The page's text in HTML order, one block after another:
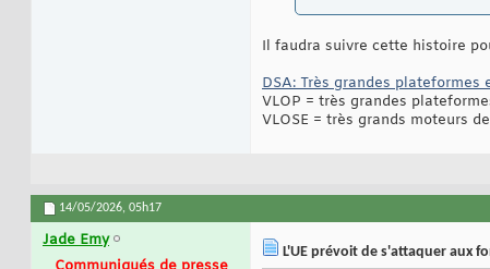
Il faudra suivre cette histoire
DSA: Très grandes
VLOP = très grandes
VLOSE = très grands moteurs
14/05/2026, 05h17
Jade Emy
L'UE prévoit de s'attaquer aux